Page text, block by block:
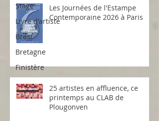
Stage
Livre d'artiste
Brest
Bretagne
Finistère
Les Journées de l'Estampe
Contemporaine 2026 à Paris
25 artistes en affluence, ce
printemps au CLAB de
Plougonven